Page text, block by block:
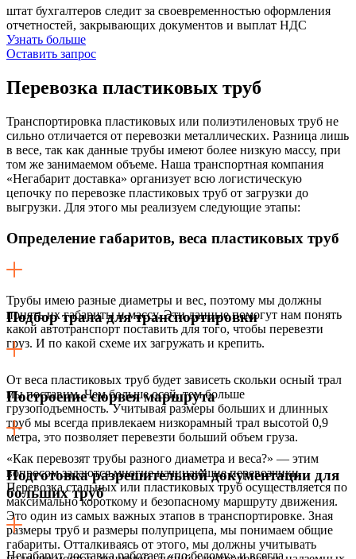
штат бухгалтеров следит за своевременностью оформления
отчетностей, закрывающих документов и выплат НДС
Узнать больше
Оставить запрос
Перевозка пластиковых труб
Транспортировка пластиковых или полиэтиленовых труб не
сильно отличается от перевозки металлических. Разница лишь
в весе, так как данные трубы имеют более низкую массу, при
том же занимаемом объеме. Наша транспортная компания
«Негабарит доставка» организует всю логистическую
цепочку по перевозке пластиковых труб от загрузки до
выгрузки. Для этого мы реализуем следующие этапы:
Определение габаритов, веса пластиковых труб
Трубы имею разные диаметры и вес, поэтому мы должны
понять их габариты и массу. Эти данные помогут нам понять
какой автотранспорт поставить для того, чтобы перевезти
груз. И по какой схеме их загружать и крепить.
Подбор трала для транспортировки
От веса пластиковых труб будет зависеть скольки осный трал
мы поставим. Чем больше осей, тем больше
грузоподъемность. Учитывая размеры больших и длинных
труб мы всегда привлекаем низкорамный трал высотой 0,9
метра, это позволяет перевезти больший объем груза.
Построение сюрвея маршрута
«Как перевозят трубы разного диаметра и веса?» — этим
вопросом задаются многие начинающие перевозчики.
Перевозка стальных или пластиковых труб осуществляется по
максимально короткому и безопасному маршруту движения.
Это один из самых важных этапов в транспортировке. Зная
размеры труб и размеры полуприцепа, мы понимаем общие
габариты. Отталкиваясь от этого, мы должны учитывать
Подготовка разрешительной документации для
больших труб
Негабарит доставка работает «по белому» и всегда